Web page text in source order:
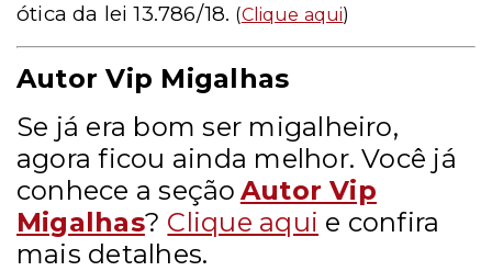
ótica da lei 13.786/18. (Clique aqui)
Autor Vip Migalhas
Se já era bom ser migalheiro,
agora ficou ainda melhor. Você já
conhece a seção Autor Vip
Migalhas? Clique aqui e confira
mais detalhes.